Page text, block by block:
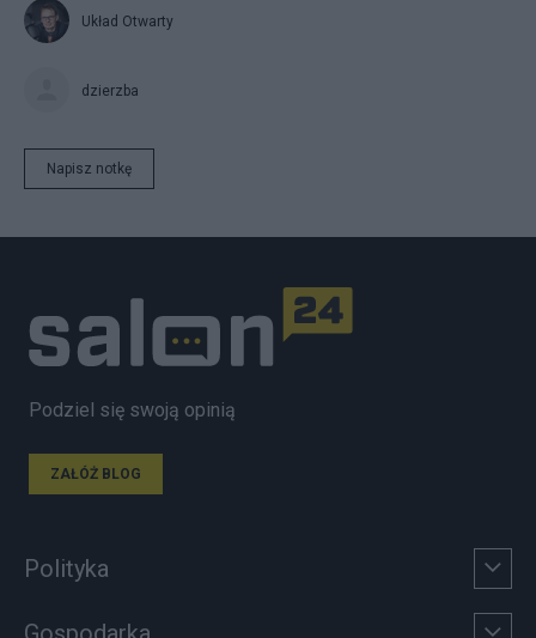
Układ Otwarty
dzierzba
Napisz notkę
Podziel się swoją opinią
ZAŁÓŻ BLOG
Polityka